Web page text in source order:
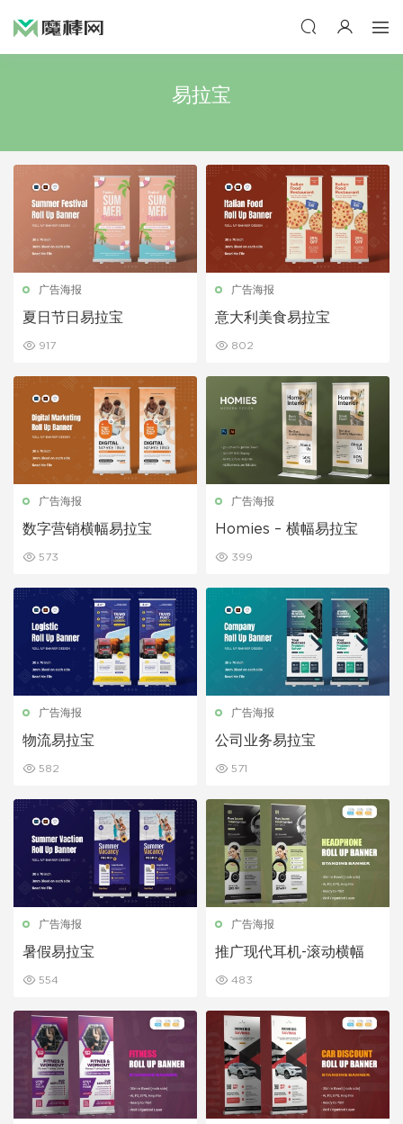
易拉宝
广告海报
夏日节日易拉宝
917
广告海报
意大利美食易拉宝
802
广告海报
数字营销横幅易拉宝
573
广告海报
Homies – 横幅易拉宝
399
广告海报
物流易拉宝
582
广告海报
公司业务易拉宝
571
广告海报
暑假易拉宝
554
广告海报
推广现代耳机-滚动横幅
483